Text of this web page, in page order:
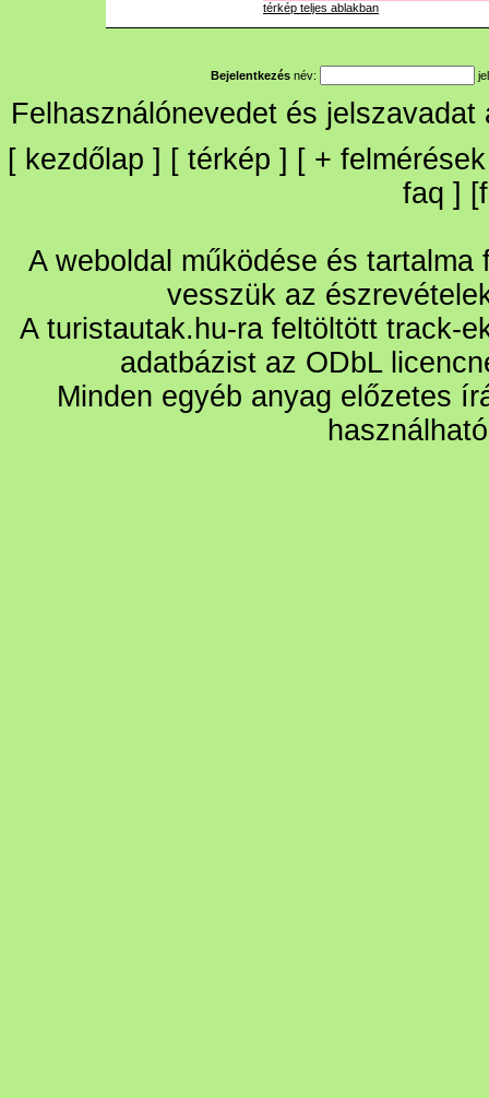
térkép teljes ablakban
Bejelentkezés név:
Felhasználónevedet és
[ kezdőlap ] [ térkép ] [ + felmérések
faq ] [
A weboldal működése és
vesszük az
A turistautak.hu-ra feltöltött track-
adatbázist az ODbL
Minden egyéb anyag előzetes